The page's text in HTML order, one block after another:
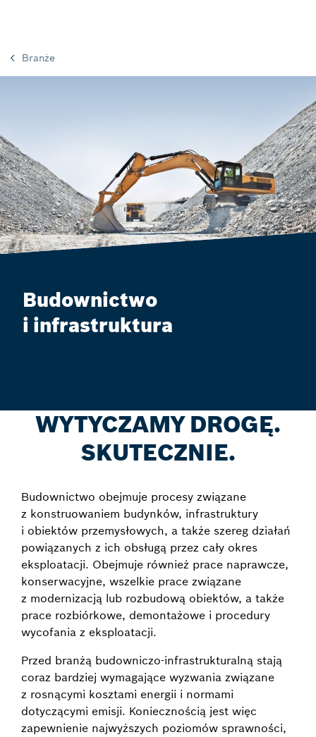
Branże
Budownictwo
i infrastruktura
WYTYCZAMY DROGĘ.
SKUTECZNIE.
Budownictwo obejmuje procesy związane
z konstruowaniem budynków, infrastruktury
i obiektów przemysłowych, a także szereg działań
powiązanych z ich obsługą przez cały okres
eksploatacji. Obejmuje również prace naprawcze,
konserwacyjne, wszelkie prace związane
z modernizacją lub rozbudową obiektów, a także
prace rozbiórkowe, demontażowe i procedury
wycofania z eksploatacji.
Przed branżą budowniczo-infrastrukturalną stają
coraz bardziej wymagające wyzwania związane
z rosnącymi kosztami energii i normami
dotyczącymi emisji. Koniecznością jest więc
zapewnienie najwyższych poziomów sprawności,